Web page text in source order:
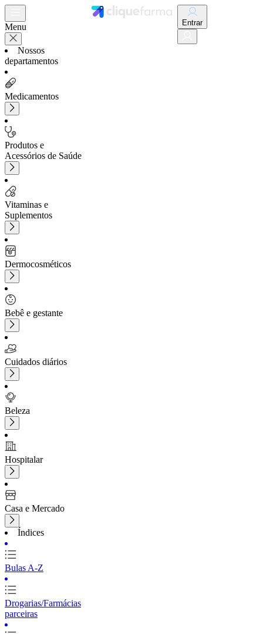
Menu
Nossos
departamentos
Medicamentos
Produtos e
Acessórios de Saúde
Vitaminas e
Suplementos
Dermocosméticos
Bebê e gestante
Cuidados diários
Beleza
Hospitalar
Casa e Mercado
Índices
Bulas A-Z
Drogarias/Farmácias
parceiras
Entrar